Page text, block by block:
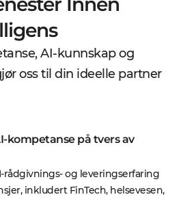
AI-kunnskap og
oss til din ideelle partner
kompetanse på tvers av
rådgivnings- og leveringserfaring
inkludert FinTech, helsevesen,